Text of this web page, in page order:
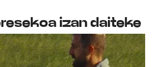
izan daiteke